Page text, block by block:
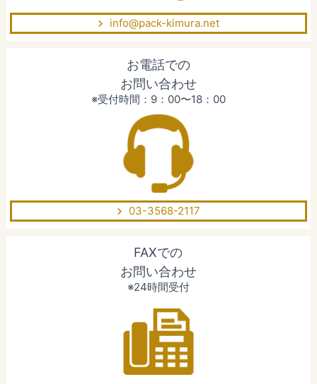
info@pack-kimura.net
お電話での
お問い合わせ
※受付時間：9：00〜18：00
03-3568-2117
FAXでの
お問い合わせ
※24時間受付